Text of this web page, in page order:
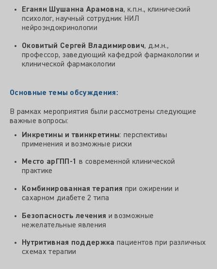
Еганян Шушанна Арамовна, к.п.н., клинический
психолог, научный сотрудник НИЛ
нейроэндокринологии
Оковитый Сергей Владимирович, д.м.н.,
профессор, заведующий кафедрой фармакологии и
клинической фармакологии
Основные темы обсуждения:
В рамках мероприятия были рассмотрены следующие
важные вопросы:
Инкретины и твинкретины: перспективы
применения и возможные риски
Место арГПП-1 в современной клинической
практике
Комбинированная терапия при ожирении и
сахарном диабете 2 типа
Безопасность лечения и возможные
нежелательные явления
Нутритивная поддержка пациентов при различных
схемах терапии